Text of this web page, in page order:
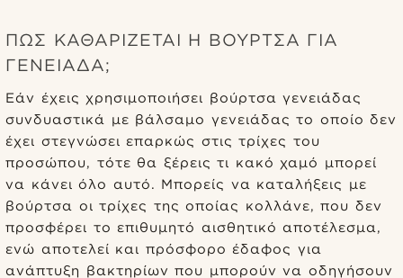
ΠΏΣ ΚΑΘΑΡΊΖΕΤΑΙ Η ΒΟΎΡΤΣΑ ΓΙΑ
ΓΕΝΕΙΆΔΑ;
Εάν έχεις χρησιμοποιήσει βούρτσα γενειάδας
συνδυαστικά με βάλσαμο γενειάδας το οποίο δεν
έχει στεγνώσει επαρκώς στις τρίχες του
προσώπου, τότε θα ξέρεις τι κακό χαμό μπορεί
να κάνει όλο αυτό. Μπορείς να καταλήξεις με
βούρτσα οι τρίχες της οποίας κολλάνε, που δεν
προσφέρει το επιθυμητό αισθητικό αποτέλεσμα,
ενώ αποτελεί και πρόσφορο έδαφος για
ανάπτυξη βακτηρίων που μπορούν να οδηγήσουν